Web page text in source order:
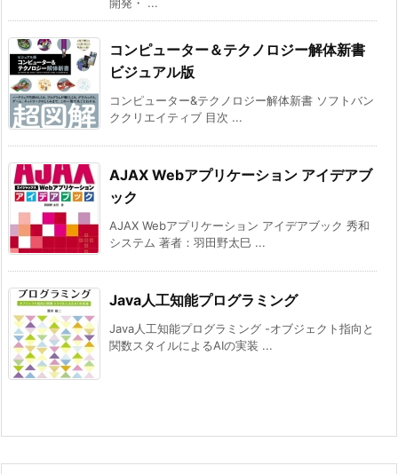
コンピューター＆テクノロジー解体新書
ビジュアル版
コンピューター&テクノロジー解体新書 ソフトバン
ククリエイティブ 目次 ...
AJAX Webアプリケーション アイデアブ
ック
AJAX Webアプリケーション アイデアブック 秀和
システム 著者：羽田野太巳 ...
Java人工知能プログラミング
Java人工知能プログラミング -オブジェクト指向と
関数スタイルによるAIの実装 ...